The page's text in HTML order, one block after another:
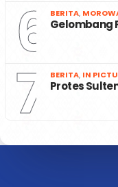
6 BERITA,
Gelombang
7 BERITA, IN
Protes